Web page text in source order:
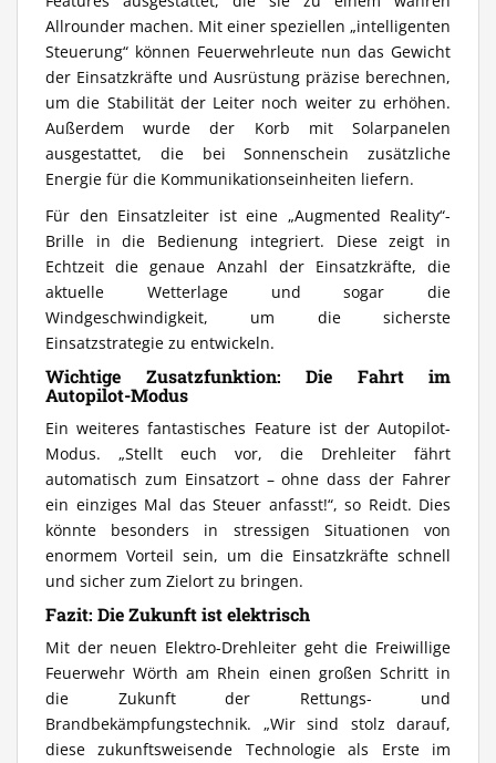
Allrounder machen. Mit einer speziellen „intelligenten
Steuerung“ können Feuerwehrleute nun das Gewicht
der Einsatzkräfte und Ausrüstung präzise berechnen,
um die Stabilität der Leiter noch weiter zu erhöhen.
Außerdem wurde der Korb mit Solarpanelen
ausgestattet, die bei Sonnenschein zusätzliche
Energie für die Kommunikationseinheiten liefern.
Für den Einsatzleiter ist eine „Augmented Reality“-
Brille in die Bedienung integriert. Diese zeigt in
Echtzeit die genaue Anzahl der Einsatzkräfte, die
aktuelle Wetterlage und sogar die
Windgeschwindigkeit, um die sicherste
Einsatzstrategie zu entwickeln.
Wichtige Zusatzfunktion: Die Fahrt im
Autopilot-Modus
Ein weiteres fantastisches Feature ist der Autopilot-
Modus. „Stellt euch vor, die Drehleiter fährt
automatisch zum Einsatzort – ohne dass der Fahrer
ein einziges Mal das Steuer anfasst!“, so Reidt. Dies
könnte besonders in stressigen Situationen von
enormem Vorteil sein, um die Einsatzkräfte schnell
und sicher zum Zielort zu bringen.
Fazit: Die Zukunft ist elektrisch
Mit der neuen Elektro-Drehleiter geht die Freiwillige
Feuerwehr Wörth am Rhein einen großen Schritt in
die Zukunft der Rettungs- und
Brandbekämpfungstechnik. „Wir sind stolz darauf,
diese zukunftsweisende Technologie als Erste im